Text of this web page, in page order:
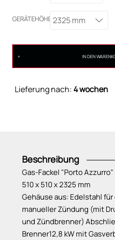
GERÄTEHÖHE 2325 mm
IN DEN
Lieferung nach:4 wochen
Beschreibung
Gas-Fackel "Porto Azzurro"
510 x 510 x 2325 mm
Gehäuse aus: Edelstahl
manueller Zündung (mit
und Zündbrenner)
Brenner12,8 kW mit